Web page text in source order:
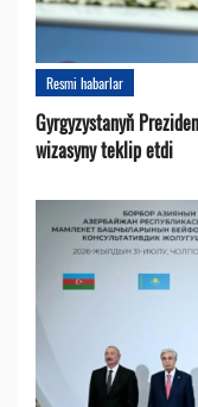
Resmi habarlar
Gyrgyzystanyň
wizasyny teklip etdi